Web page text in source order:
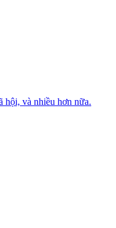
hội, và nhiều hơn nữa.